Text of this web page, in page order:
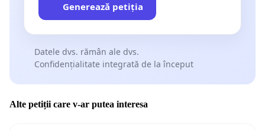
Generează petiția
Datele dvs. rămân ale dvs.
Confidențialitate integrată de la început
Alte petiții care v-ar putea interesa